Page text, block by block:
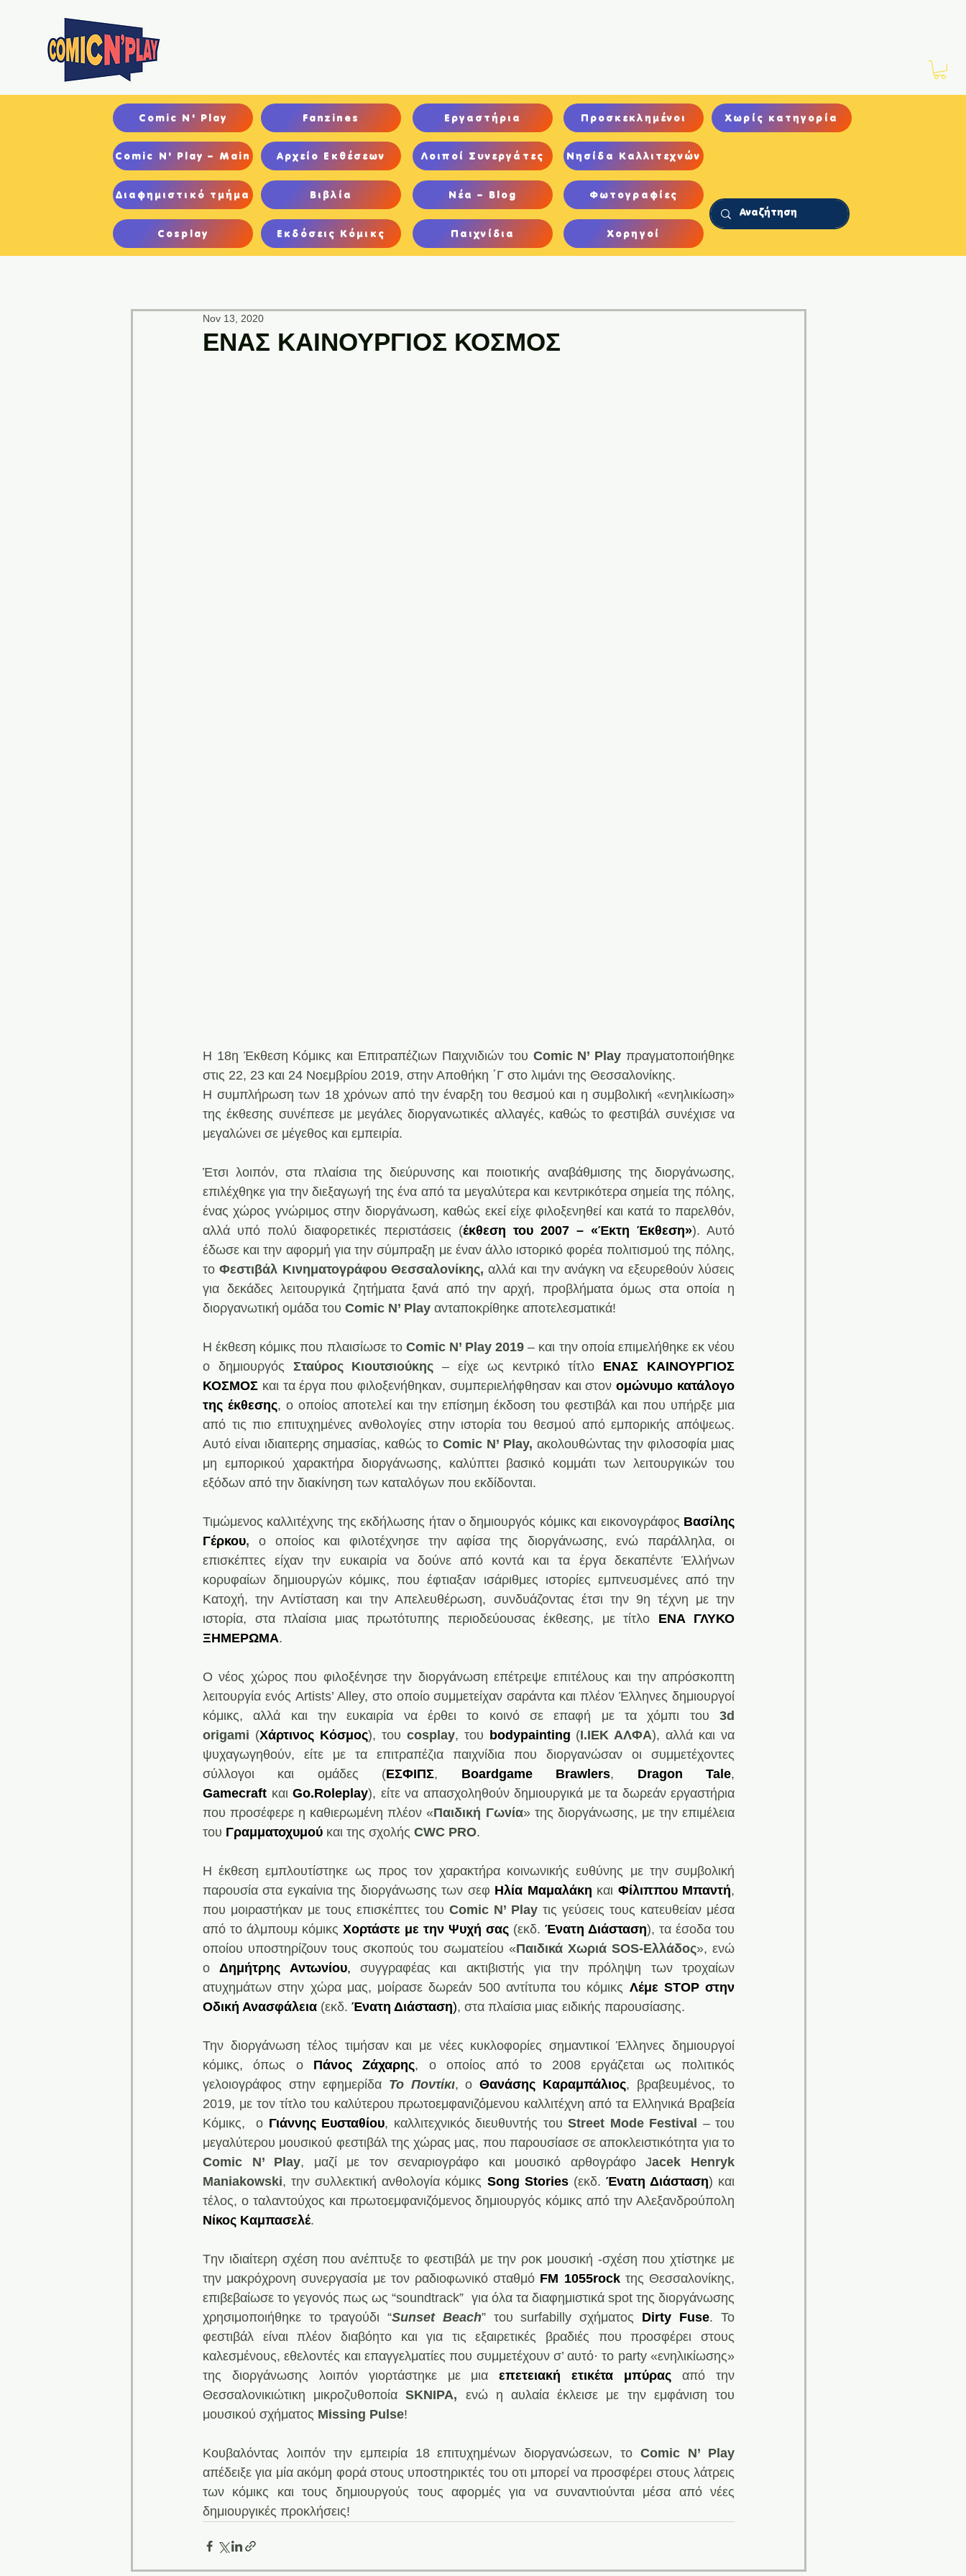
Comic N' Play Fanzines Εργαστήρια Προσκεκλημένοι Χωρίς κατηγορία
Comic N' Play – Main Αρχείο Εκθέσεων Λοιποί Συνεργάτες Νησίδα Καλλιτεχνών
Διαφημιστικό τμήμα Βιβλία
Cosplay Εκδόσεις Κόμικς
Νέα – Blog
Παιχνίδια
Φωτογραφίες
Χορηγοί
ΕΝΑΣ ΚΑΙΝΟΥΡΓΙΟΣ ΚΟΣΜΟΣ
Nov 13, 2020
Η 18η Έκθεση Κόμικς και Επιτραπέζιων Παιχνιδιών του Comic Ν’ Play πραγματοποιήθηκε
στις 22, 23 και 24 Νοεμβρίου 2019, στην Αποθήκη ΄Γ στο λιμάνι της Θεσσαλονίκης.
Η συμπλήρωση των 18 χρόνων από την έναρξη του θεσμού και η συμβολική «ενηλικίωση»
της έκθεσης συνέπεσε με μεγάλες διοργανωτικές αλλαγές, καθώς το φεστιβάλ συνέχισε να
μεγαλώνει σε μέγεθος και εμπειρία.
Έτσι λοιπόν, στα πλαίσια της διεύρυνσης και ποιοτικής αναβάθμισης της διοργάνωσης,
επιλέχθηκε για την διεξαγωγή της ένα από τα μεγαλύτερα και κεντρικότερα σημεία της πόλης,
ένας χώρος γνώριμος στην διοργάνωση, καθώς εκεί είχε φιλοξενηθεί και κατά το παρελθόν,
αλλά υπό πολύ διαφορετικές περιστάσεις (έκθεση του 2007 – «Έκτη Έκθεση»). Αυτό
έδωσε και την αφορμή για την σύμπραξη με έναν άλλο ιστορικό φορέα πολιτισμού της πόλης,
το Φεστιβάλ Κινηματογράφου Θεσσαλονίκης, αλλά και την ανάγκη να εξευρεθούν λύσεις
για δεκάδες λειτουργικά ζητήματα ξανά από την αρχή, προβλήματα όμως στα οποία η
διοργανωτική ομάδα του Comic N’ Play ανταποκρίθηκε αποτελεσματικά!
H έκθεση κόμικς που πλαισίωσε το Comic N’ Play 2019 – και την οποία επιμελήθηκε εκ νέου
ο δημιουργός Σταύρος Κιουτσιούκης – είχε ως κεντρικό τίτλο ΕΝΑΣ ΚΑΙΝΟΥΡΓΙΟΣ
ΚΟΣΜΟΣ και τα έργα που φιλοξενήθηκαν, συμπεριελήφθησαν και στον ομώνυμο κατάλογο
της έκθεσης, ο οποίος αποτελεί και την επίσημη έκδοση του φεστιβάλ και που υπήρξε μια
από τις πιο επιτυχημένες ανθολογίες στην ιστορία του θεσμού από εμπορικής απόψεως.
Αυτό είναι ιδιαιτερης σημασίας, καθώς το Comic N’ Play, ακολουθώντας την φιλοσοφία μιας
μη εμπορικού χαρακτήρα διοργάνωσης, καλύπτει βασικό κομμάτι των λειτουργικών του
εξόδων από την διακίνηση των καταλόγων που εκδίδονται.
Τιμώμενος καλλιτέχνης της εκδήλωσης ήταν ο δημιουργός κόμικς και εικονογράφος Βασίλης
Γέρκου, o οποίος και φιλοτέχνησε την αφίσα της διοργάνωσης, ενώ παράλληλα, οι
επισκέπτες είχαν την ευκαιρία να δούνε από κοντά και τα έργα δεκαπέντε Έλλήνων
κορυφαίων δημιουργών κόμικς, που έφτιαξαν ισάριθμες ιστορίες εμπνευσμένες από την
Κατοχή, την Αντίσταση και την Απελευθέρωση, συνδυάζοντας έτσι την 9η τέχνη με την
ιστορία, στα πλαίσια μιας πρωτότυπης περιοδεύουσας έκθεσης, με τίτλο
ΕΝΑ ΓΛΥΚΟ
ΞΗΜΕΡΩΜΑ.
Ο νέος χώρος που φιλοξένησε την διοργάνωση επέτρεψε επιτέλους και την απρόσκοπτη
λειτουργία ενός Artists’ Alley, στο οποίο συμμετείχαν σαράντα και πλέον Έλληνες δημιουργοί
κόμικς, αλλά και την ευκαιρία να έρθει το κοινό σε επαφή με τα χόμπι του 3d
origami (Χάρτινος Κόσμος), του cosplay, του bodypainting (Ι.ΙΕΚ ΑΛΦΑ), αλλά και να
ψυχαγωγηθούν, είτε με τα επιτραπέζια παιχνίδια που διοργανώσαν οι συμμετέχοντες
σύλλογοι και ομάδες (ΕΣΦΙΠΣ, Boardgame Brawlers, Dragon Tale
Gamecraft και Go.Roleplay), είτε να απασχοληθούν δημιουργικά με τα δωρεάν εργαστήρια
που προσέφερε η καθιερωμένη πλέον «Παιδική Γωνία» της διοργάνωσης, με την επιμέλεια
του Γραμματοχυμού και της σχολής CWC PRO.
Η έκθεση εμπλουτίστηκε ως προς τον χαρακτήρα κοινωνικής ευθύνης με την συμβολική
παρουσία στα εγκαίνια της διοργάνωσης των σεφ Ηλία Μαμαλάκη και Φίλιππου Μπαντή,
που μοιραστήκαν με τους επισκέπτες του Comic N’ Play τις γεύσεις τους κατευθείαν μέσα
από το άλμπουμ κόμικς Χορτάστε με την Ψυχή σας (εκδ. Ένατη Διάσταση), τα έσοδα τoυ
οποίoυ υποστηρίζουν τους σκοπούς του σωματείου «Παιδικά Χωριά SOS-Eλλάδος», ενώ
ο
Δημήτρης Αντωνίου, συγγραφέας και ακτιβιστής για την πρόληψη των τροχαίων
ατυχημάτων στην χώρα μας, μοίρασε δωρεάν 500 αντίτυπα του κόμικς Λέμε STOP στην
Οδική Ανασφάλεια (εκδ. Ένατη Διάσταση), στα πλαίσια μιας ειδικής παρουσίασης.
Την διοργάνωση τέλος τιμήσαν και με νέες κυκλοφορίες σημαντικοί Έλληνες δημιουργοί
κόμικς, όπως ο Πάνος Ζάχαρης, ο οποίος από το 2008 εργάζεται ως πολιτικός
γελοιογράφος στην εφημερίδα Το Ποντίκι, ο Θανάσης Καραμπάλιος, βραβευμένος, το
2019, με τον τίτλο του καλύτερου πρωτοεμφανιζόμενου καλλιτέχνη από τα Ελληνικά Βραβεία
Κόμικς,  ο Γιάννης Ευσταθίου, καλλιτεχνικός διευθυντής του Street Mode Festival
– του
Comic N’ Play, μαζί με τον σεναριογράφο και μουσικό αρθογράφο Jacek Henryk
Maniakowski, την συλλεκτική ανθολογία κόμικς Song Stories (εκδ. Ένατη Διάσταση) και
Νίκος Καμπασελέ.
Tην ιδιαίτερη σχέση που ανέπτυξε το φεστιβάλ με την ροκ μουσική -σχέση που χτίστηκε με
την μακρόχρονη συνεργασία με τον ραδιοφωνικό σταθμό FM 1055rock της Θεσσαλονίκης,
επιβεβαίωσε το γεγονός πως ως “soundtrack”  για όλα τα διαφημιστικά spot της διοργάνωσης
χρησιμοποιήθηκε το τραγούδι “Sunset Beach” του surfabilly σχήματος Dirty Fuse. Το
φεστιβάλ είναι πλέον διαβόητο και για τις εξαιρετικές βραδιές που προσφέρει στους
καλεσμένους, εθελοντές και επαγγελματίες που συμμετέχουν σ’ αυτό· το party «ενηλικίωσης»
της διοργάνωσης λοιπόν γιορτάστηκε με μια επετειακή ετικέτα μπύρας
από την
Θεσσαλονικιώτικη μικροζυθοποία SKNIPA, ενώ η αυλαία έκλεισε με την εμφάνιση του
μουσικού σχήματος Missing Pulse!
Κουβαλόντας λοιπόν την εμπειρία 18 επιτυχημένων διοργανώσεων, το Comic N’ Play
απέδειξε για μία ακόμη φορά στους υποστηρικτές του οτι μπορεί να προσφέρει στους λάτρεις
των κόμικς και τους δημιουργούς τους αφορμές για να συναντιούνται μέσα από νέες
δημιουργικές προκλήσεις!